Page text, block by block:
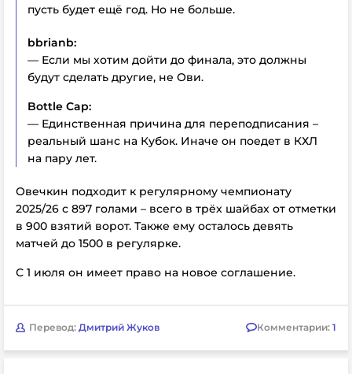
пусть будет ещё год. Но не больше.
bbrianb:
— Если мы хотим дойти до финала, это должны
будут сделать другие, не Ови.
Bottle Cap:
— Единственная причина для переподписания –
реальный шанс на Кубок. Иначе он поедет в КХЛ
на пару лет.
Овечкин подходит к регулярному чемпионату
2025/26 с 897 голами – всего в трёх шайбах от отметки
в 900 взятий ворот. Также ему осталось девять
матчей до 1500 в регулярке.
С 1 июля он имеет право на новое соглашение.
Перевод: Дмитрий Жуков Комментарии: 1